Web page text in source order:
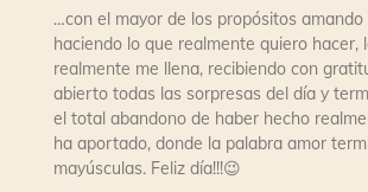
…con el mayor de los propósitos
haciendo lo que realmente quiero hacer,
realmente me llena, recibiendo con
abierto todas las sorpresas del día y
el total abandono de haber hecho
ha aportado, donde la palabra amor
mayúsculas. Feliz día!!!😉